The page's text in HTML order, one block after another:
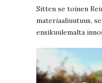
Sitten se toinen
materiaaliuutuus,
ensikuulemalta